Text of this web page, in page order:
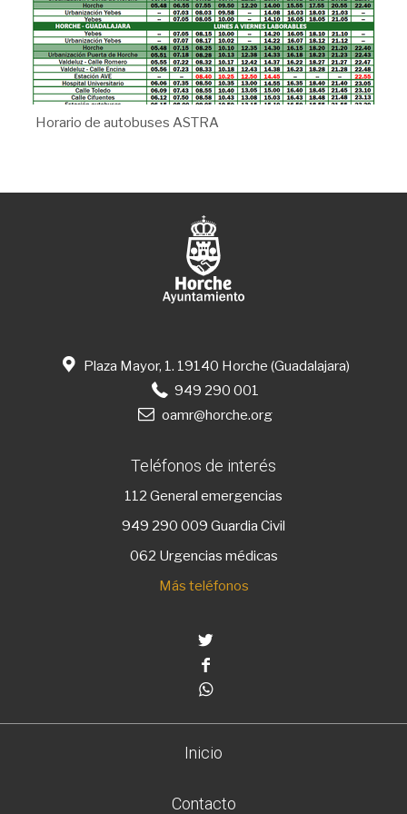
Horario de autobuses ASTRA
Plaza Mayor, 1. 19140 Horche (Guadalajara)
949 290 001
oamr@horche.org
Teléfonos de interés
112 General emergencias
949 290 009 Guardia Civil
062 Urgencias médicas
Más teléfonos
Inicio
Contacto